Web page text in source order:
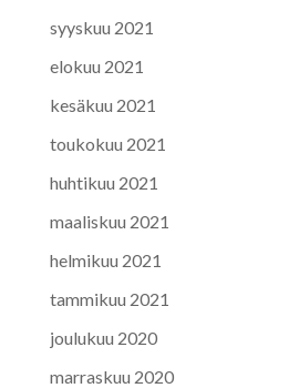
syyskuu 2021
elokuu 2021
kesäkuu 2021
toukokuu 2021
huhtikuu 2021
maaliskuu 2021
helmikuu 2021
tammikuu 2021
joulukuu 2020
marraskuu 2020